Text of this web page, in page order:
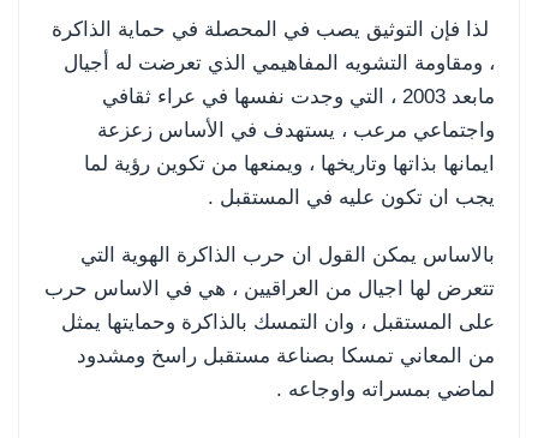
لذا فإن التوثيق يصب في المحصلة في حماية الذاكرة
، ومقاومة التشويه المفاهيمي الذي تعرضت له أجيال
مابعد 2003 ، التي وجدت نفسها في عراء ثقافي
واجتماعي مرعب ، يستهدف في الأساس زعزعة
ايمانها بذاتها وتاريخها ، ويمنعها من تكوين رؤية لما
يجب ان تكون عليه في المستقبل .
بالاساس يمكن القول ان حرب الذاكرة الهوية التي
تتعرض لها اجيال من العراقيين ، هي في الاساس حرب
على المستقبل ، وان التمسك بالذاكرة وحمايتها يمثل
من المعاني تمسكا بصناعة مستقبل راسخ ومشدود
لماضي بمسراته واوجاعه .